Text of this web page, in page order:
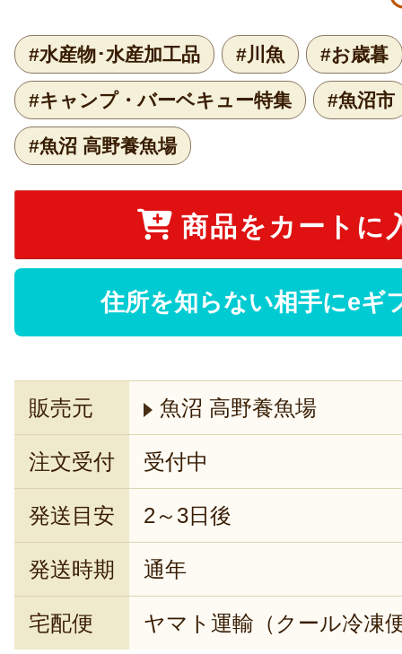
#水産物･水産加工品 #川魚 #お歳暮
#キャンプ・バーベキュー特集 #魚沼市
#魚沼 高野養魚場
商品をカートに
住所を知らない相手にeギ
販売元 魚沼 高野養魚場
注文受付 受付中
発送目安 2～3日後
発送時期 通年
宅配便 ヤマト運輸（クール冷凍